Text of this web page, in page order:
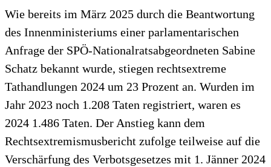
Wie bereits im März 2025 durch die Beantwortung
des Innenministeriums einer parlamentarischen
Anfrage der SPÖ-Nationalratsabgeordneten Sabine
Schatz bekannt wurde, stiegen rechtsextreme
Tathandlungen 2024 um 23 Prozent an. Wurden im
Jahr 2023 noch 1.208 Taten registriert, waren es
2024 1.486 Taten. Der Anstieg kann dem
Rechtsextremismusbericht zufolge teilweise auf die
Verschärfung des Verbotsgesetzes mit 1. Jänner 2024